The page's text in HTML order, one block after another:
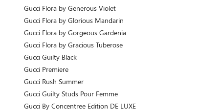
Gucci Flora by Generous Violet
Gucci Flora by Glorious Mandarin
Gucci Flora by Gorgeous Gardenia
Gucci Flora by Gracious Tuberose
Gucci Guilty Black
Gucci Premiere
Gucci Rush Summer
Gucci Guilty Studs Pour Femme
Gucci By Concentree Edition DE LUXE